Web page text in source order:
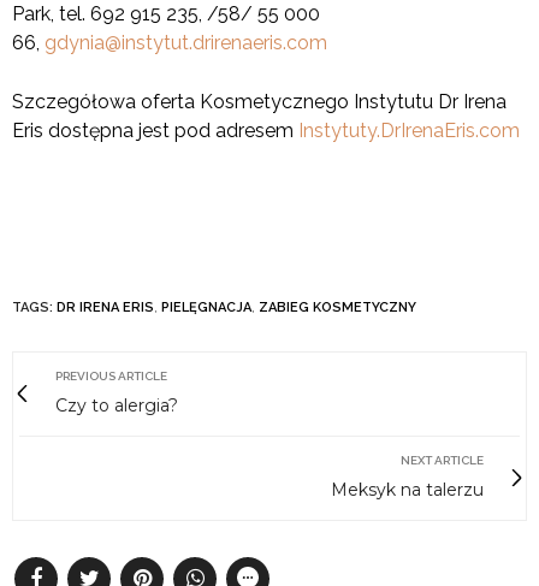
Park, tel. 692 915 235, /58/ 55 000
66, gdynia@instytut.drirenaeris.com
Szczegółowa oferta Kosmetycznego Instytutu Dr Irena
Eris dostępna jest pod adresem Instytuty.DrIrenaEris.com
TAGS: DR IRENA ERIS, PIELĘGNACJA, ZABIEG KOSMETYCZNY
PREVIOUS ARTICLE
Czy to alergia?
NEXT ARTICLE
Meksyk na talerzu